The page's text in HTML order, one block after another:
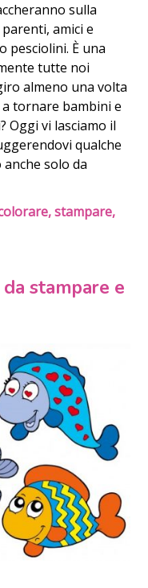
sulla
amici e
pesciolini. È una
tutte noi
almeno una volta
tornare bambini e
Oggi vi lasciamo il
qualche
solo da
stampare,
stampare e